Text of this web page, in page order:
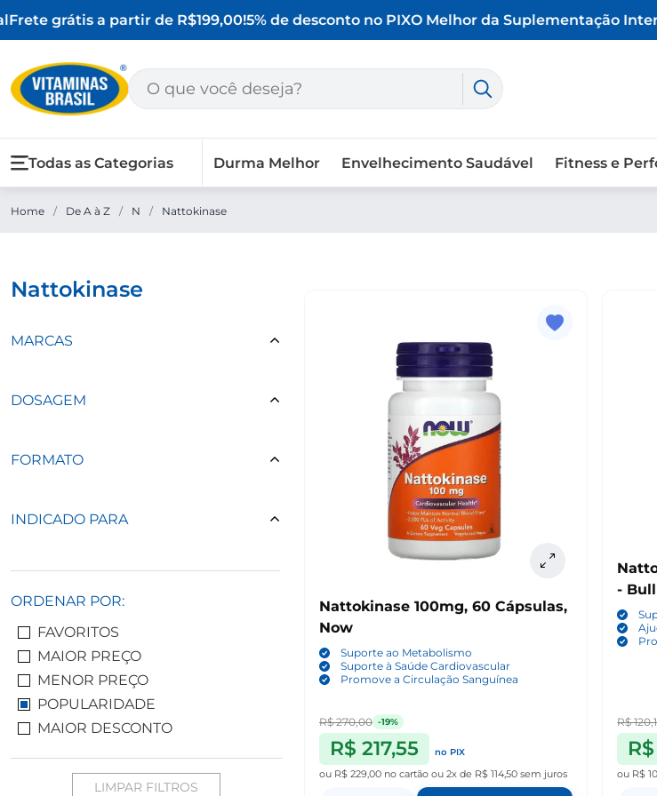
grátis a partir de R$199,00!5% de desconto no PIXO Melhor da Suplementação
Todas as Categorias Durma Melhor Envelhecimento Saudável Fitness e
Home / De A à Z / N / Nattokinase
nattokinase
MARCAS
DOSAGEM
FORMATO
INDICADO PARA
ORDENAR POR:
FAVORITOS
MAIOR PREÇO
MENOR PREÇO
POPULARIDADE
MAIOR DESCONTO
LIMPAR FILTROS
Nattokinase 100mg, 60 Cápsulas,
Now
Suporte ao Metabolismo
Suporte à Saúde Cardiovascular
Promove a Circulação Sanguínea
R$ 270,00 -19%
R$ 217,55
no PIX
ou R$ 229,00 no cartão ou 2x de R$ 114,50 sem juros
-
R$
ou R$